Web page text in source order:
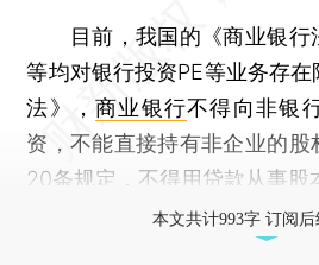
目前，我国的《商业银行
等均对银行投资PE等业务存
法》，商业银行不得向非银
资，不能直接持有非企业的
20条规定，不得用贷款从事股
本文共计993字 订阅